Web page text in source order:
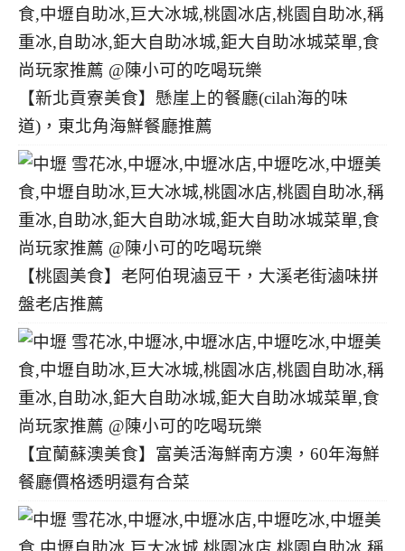
【新北貢寮美食】懸崖上的餐廳(cilah海的味
道)，東北角海鮮餐廳推薦
【桃園美食】老阿伯現滷豆干，大溪老街滷味拼
盤老店推薦
【宜蘭蘇澳美食】富美活海鮮南方澳，60年海鮮
餐廳價格透明還有合菜